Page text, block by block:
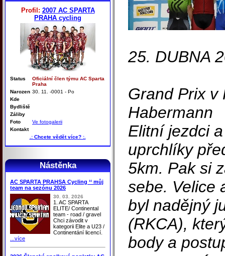
Profil: 2007 AC SPARTA
PRAHA cycling
Status
Oficiální člen týmu AC Sparta
Praha
Narozen 30. 11. -0001 - Po
Kde
Bydliště
Záliby
Foto
Ve fotogalerii
Kontakt
.: Chcete vědět více? :.
Nástěnka
AC SPARTA PRAHSA Cycling ‘‘ můj
team na sezónu 2026
30. 03. 2026
1. AC SPARTA
ELITE/ Continental
team - road / gravel
Chci závodit v
kategorii Elite a U23 /
Continentání licencí.
...více
25. DUBNA
Grand Prix v
Habermann
Elitní jezdci
uprchlíky
5km. Pak si
sebe. Velice
byl nadějný
(RKCA),
body a